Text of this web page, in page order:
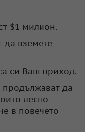
$1 милион.
да вземете
си Ваш приход.
продължават да
лесно
в повечето